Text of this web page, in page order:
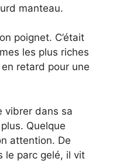
manteau.
poignet. C’était
les plus riches
retard pour une
vibrer dans sa
Quelque
attention. De
le parc gelé, il vit